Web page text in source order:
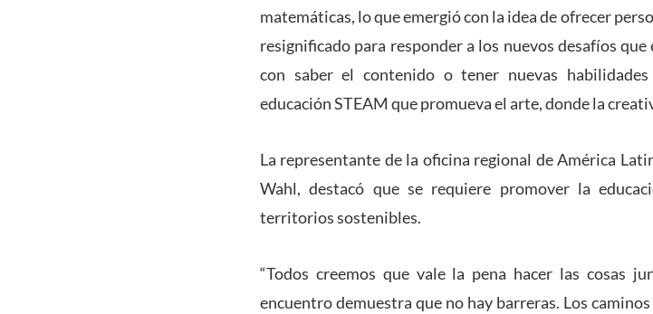
matemáticas, lo que emergió con la idea de ofrecer
resignificado para responder a los nuevos desafíos
con saber el contenido o tener nuevas
educación STEAM que promueva el arte, donde la
La representante de la oficina regional de América
Wahl, destacó que se requiere promover la
territorios sostenibles.
“Todos creemos que vale la pena hacer las cosas
encuentro demuestra que no hay barreras. Los